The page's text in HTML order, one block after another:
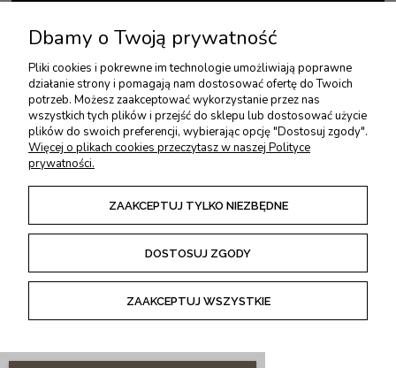
USŁUGI DODATKOWE
PŁATNOŚCI I DOSTAWA
ZWROTY I REKLAMACJE
POKAŻ PEŁNĄ WERSJĘ STRONY
Sklep internetowy Shoper Premium
Dbamy o Twoją prywatność
Pliki cookies i pokrewne im technologie umożliwiają poprawne
działanie strony i pomagają nam dostosować ofertę do Twoich
potrzeb. Możesz zaakceptować wykorzystanie przez nas
wszystkich tych plików i przejść do sklepu lub dostosować użycie
plików do swoich preferencji, wybierając opcję "Dostosuj zgody".
Więcej o plikach cookies przeczytasz w naszej Polityce
prywatności.
ZAAKCEPTUJ TYLKO NIEZBĘDNE
DOSTOSUJ ZGODY
ZAAKCEPTUJ WSZYSTKIE